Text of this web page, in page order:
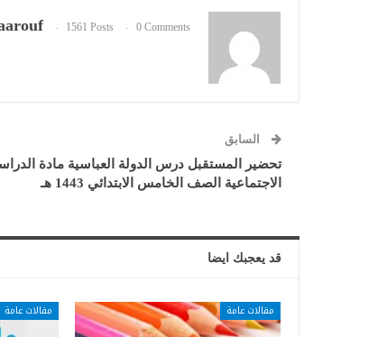
1561 Posts 0 Comments
السابق
تحضير المستقبل درس الدولة العباسية مادة
الاجتماعية الصف الخامس الابتدائي 1443 هـ
قد يعجبك ايضا
مقالات عامة مقالات عامة